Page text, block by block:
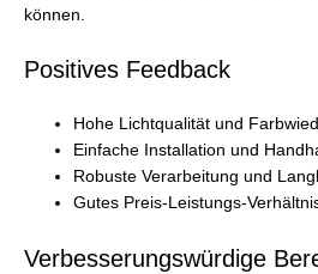
können.
Positives Feedback
Hohe Lichtqualität und
Einfache Installation und
Robuste Verarbeitung und
Gutes Preis-Leistungs-
Verbesserungswürdige